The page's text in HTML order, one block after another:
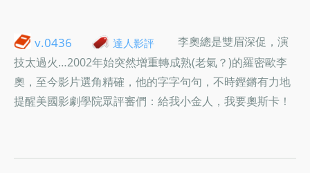
v.0436 達人影評
李奧總是雙眉深促，演
技太過火…2002年始突然增重轉成熟(老氣？)的羅密歐李
奧，至今影片選角精確，他的字字句句，不時鏗鏘有力地
提醒美國影劇學院眾評審們：給我小金人，我要奧斯卡！